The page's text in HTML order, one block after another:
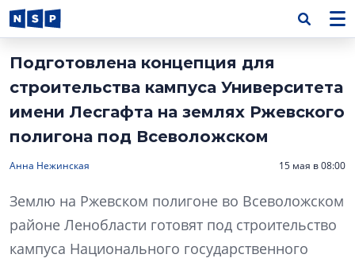
Подготовлена концепция для
строительства кампуса Университета
имени Лесгафта на землях Ржевского
полигона под Всеволожском
Анна Нежинская 15 мая в 08:00
Землю на Ржевском полигоне во Всеволожском
районе Ленобласти готовят под строительство
кампуса Национального государственного